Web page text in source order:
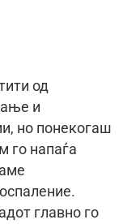
од
и
но понекогаш
го напаѓа
главно го